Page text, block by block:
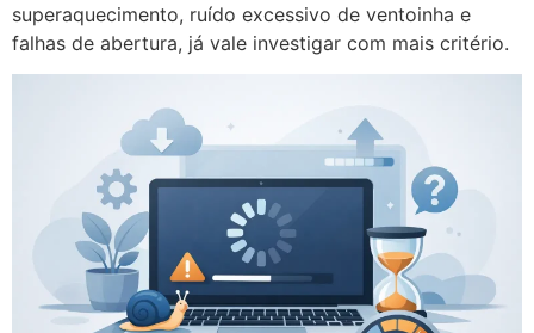
superaquecimento, ruído excessivo de ventoinha e
falhas de abertura, já vale investigar com mais critério.